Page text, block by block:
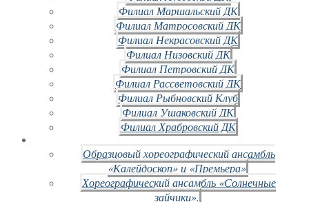
Филиал Маршальский ДК
Филиал Матросовский ДК
Филиал Некрасовский ДК
Филиал Низовский ДК
Филиал Петровский ДК
Филиал Рассветовский ДК
Филиал Рыбновский Клуб
Филиал Ушаковский ДК
Филиал Храбровский ДК
Образцовый хореографический ансамбль
«Калейдоскоп» и «Премьера»
Хореографический ансамбль «Солнечные
зайчики».